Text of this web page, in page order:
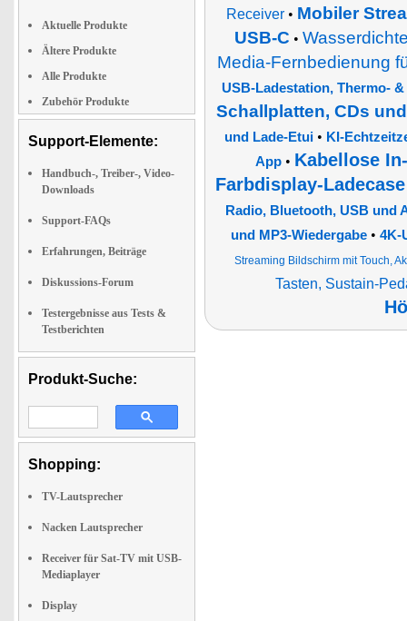
Aktuelle Produkte
Ältere Produkte
Alle Produkte
Zubehör Produkte
Support-Elemente:
Handbuch-, Treiber-, Video-
Downloads
Support-FAQs
Erfahrungen, Beiträge
Diskussions-Forum
Testergebnisse aus Tests &
Testberichten
Produkt-Suche:
Shopping:
TV-Lautsprecher
Nacken Lautsprecher
Receiver für Sat-TV mit USB-
Mediaplayer
Display
Receiver• Mobiler
USB-C •
Media-Fernbedienung
USB-Ladestation, Thermo-
Schallplatten, CDs
und Lade-Etui • KI-
App • Kabellose
Farbdisplay-Ladecase
Radio, Bluetooth, USB und
und MP3-Wiedergabe• 4K-
Streaming Bildschirm mit Touch,
Tasten, Sustain-